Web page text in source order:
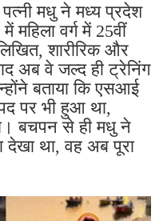
मधु ने मध्य प्रदेश
में महिला वर्ग में 25वीं
शारीरिक और
अब वे जल्द ही ट्रेनिंग
बताया कि एसआई
पर भी हुआ था,
बचपन से ही मधु ने
देखा था, वह अब पूरा